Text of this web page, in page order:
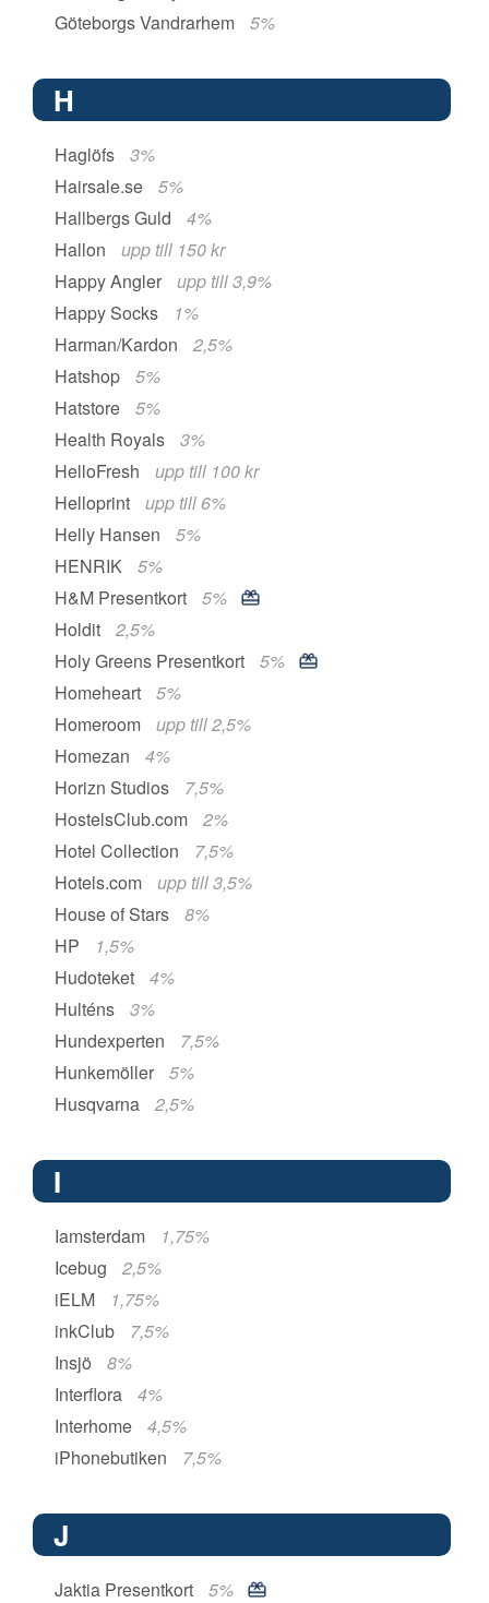
Göteborgs Vandrarhem
5%
H
Haglöfs
3%
Hairsale.se
5%
Hallbergs Guld
4%
Hallon
upp till 150 kr
Happy Angler
upp till 3,9%
Happy Socks
1%
Harman/Kardon
2,5%
Hatshop
5%
Hatstore
5%
Health Royals
3%
HelloFresh
upp till 100 kr
Helloprint
upp till 6%
Helly Hansen
5%
HENRIK
5%
H&M Presentkort
5%
Holdit
2,5%
Holy Greens Presentkort
5%
Homeheart
5%
Homeroom
upp till 2,5%
Homezan
4%
Horizn Studios
7,5%
HostelsClub.com
2%
Hotel Collection
7,5%
Hotels.com
upp till 3,5%
House of Stars
8%
HP
1,5%
Hudoteket
4%
Hulténs
3%
Hundexperten
7,5%
Hunkemöller
5%
Husqvarna
2,5%
I
Iamsterdam
1,75%
Icebug
2,5%
iELM
1,75%
inkClub
7,5%
Insjö
8%
Interflora
4%
Interhome
4,5%
iPhonebutiken
7,5%
J
Jaktia Presentkort
5%